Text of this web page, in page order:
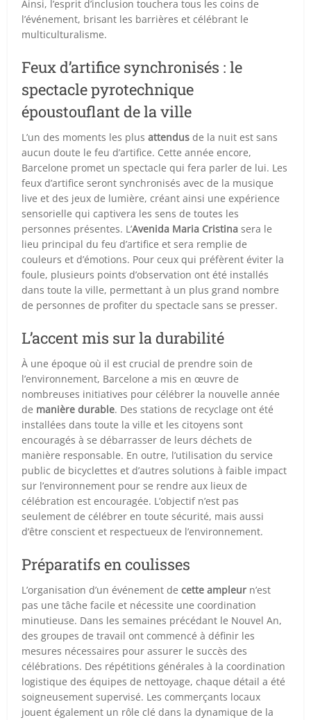
Ainsi, l’esprit d’inclusion touchera tous les coins de
l’événement, brisant les barrières et célébrant le
multiculturalisme.
Feux d’artifice synchronisés : le
spectacle pyrotechnique
époustouflant de la ville
L’un des moments les plusattendus de la nuit est sans
aucun doute le feu d’artifice. Cette année encore,
Barcelone promet un spectacle qui fera parler de lui. Les
feux d’artifice seront synchronisés avec de la musique
live et des jeux de lumière, créant ainsi une expérience
sensorielle qui captivera les sens de toutes les
personnes présentes. L’Avenida Maria Cristina sera le
lieu principal du feu d’artifice et sera remplie de
couleurs et d’émotions. Pour ceux qui préfèrent éviter la
foule, plusieurs points d’observation ont été installés
dans toute la ville, permettant à un plus grand nombre
de personnes de profiter du spectacle sans se presser.
L’accent mis sur la durabilité
À une époque où il est crucial de prendre soin de
l’environnement, Barcelone a mis en œuvre de
nombreuses initiatives pour célébrer la nouvelle année
de manière durable. Des stations de recyclage ont été
installées dans toute la ville et les citoyens sont
encouragés à se débarrasser de leurs déchets de
manière responsable. En outre, l’utilisation du service
public de bicyclettes et d’autres solutions à faible impact
sur l’environnement pour se rendre aux lieux de
célébration est encouragée. L’objectif n’est pas
seulement de célébrer en toute sécurité, mais aussi
d’être conscient et respectueux de l’environnement.
Préparatifs en coulisses
L’organisation d’un événement decette ampleur n’est
pas une tâche facile et nécessite une coordination
minutieuse. Dans les semaines précédant le Nouvel An,
des groupes de travail ont commencé à définir les
mesures nécessaires pour assurer le succès des
célébrations. Des répétitions générales à la coordination
logistique des équipes de nettoyage, chaque détail a été
soigneusement supervisé. Les commerçants locaux
jouent également un rôle clé dans la dynamique de la